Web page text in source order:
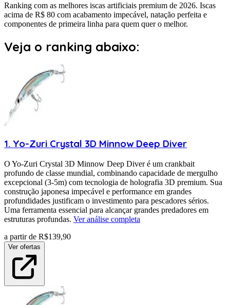
Ranking com as melhores iscas artificiais premium de 2026. Iscas
acima de R$ 80 com acabamento impecável, natação perfeita e
componentes de primeira linha para quem quer o melhor.
Veja o ranking abaixo:
1. Yo-Zuri Crystal 3D Minnow Deep Diver
O Yo-Zuri Crystal 3D Minnow Deep Diver é um crankbait
profundo de classe mundial, combinando capacidade de mergulho
excepcional (3-5m) com tecnologia de holografia 3D premium. Sua
construção japonesa impecável e performance em grandes
profundidades justificam o investimento para pescadores sérios.
Uma ferramenta essencial para alcançar grandes predadores em
estruturas profundas. Ver análise completa
a partir de R$139,90
Ver ofertas